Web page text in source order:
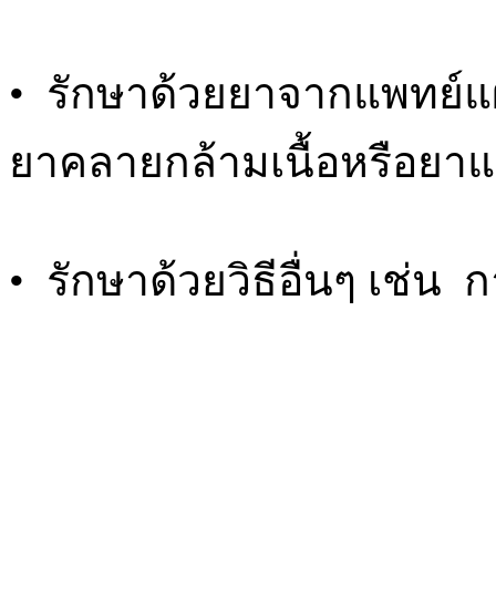
• รักษาด้วยยาจากแพทย์
ยาคลายกล้ามเนื้อหรือยา
• รักษาด้วยวิธีอื่นๆ เช่น